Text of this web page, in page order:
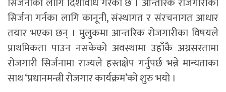
सिर्जना गर्नका लागि कानूनी, संस्थागत र संरचनागत आधार
तयार भएका छन् । मुलुकमा आन्तरिक रोजगारीका विषयले
प्राथमिकता पाउन नसकेको अवस्थामा उहाँकै अग्रसरतामा
रोजगारी सिर्जनामा राज्यले हस्तक्षेप गर्नुपर्छ भन्ने मान्यताका
साथ ‘प्रधानमन्त्री रोजगार कार्यक्रम’को शुरु भयो ।